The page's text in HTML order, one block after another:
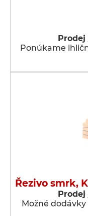
Prodej
Ponúkame
Řezivo smrk,
Prodej
Možné